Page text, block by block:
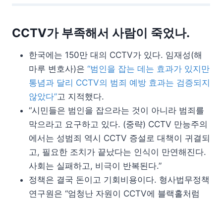
CCTV가 부족해서 사람이 죽었나.
한국에는 150만 대의 CCTV가 있다. 임재성(해
마루 변호사)은 “범인을 잡는 데는 효과가 있지만
통념과 달리 CCTV의 범죄 예방 효과는 검증되지
않았다”고 지적했다.
“시민들은 범인을 잡으라는 것이 아니라 범죄를
막으라고 요구하고 있다. (중략) CCTV 만능주의
에서는 성범죄 역시 CCTV 증설로 대책이 귀결되
고, 필요한 조치가 끝났다는 인식이 만연해진다.
사회는 실패하고, 비극이 반복된다.”
정책은 결국 돈이고 기회비용이다. 형사법무정책
연구원은 “엄청난 자원이 CCTV에 블랙홀처럼